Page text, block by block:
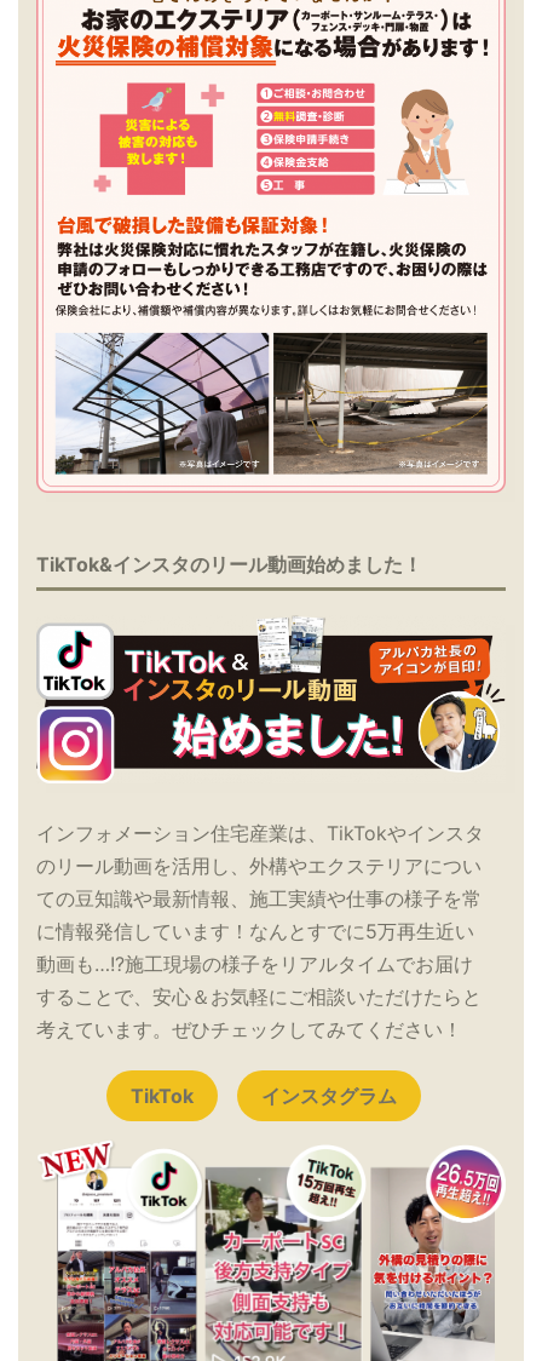
TikTok&インスタのリール動画始めました！
インフォメーション住宅産業は、TikTokやインスタ
のリール動画を活用し、外構やエクステリアについ
ての豆知識や最新情報、施工実績や仕事の様子を常
に情報発信しています！なんとすでに5万再生近い
動画も…!?施工現場の様子をリアルタイムでお届け
することで、安心＆お気軽にご相談いただけたらと
考えています。ぜひチェックしてみてください！
TikTok インスタグラム